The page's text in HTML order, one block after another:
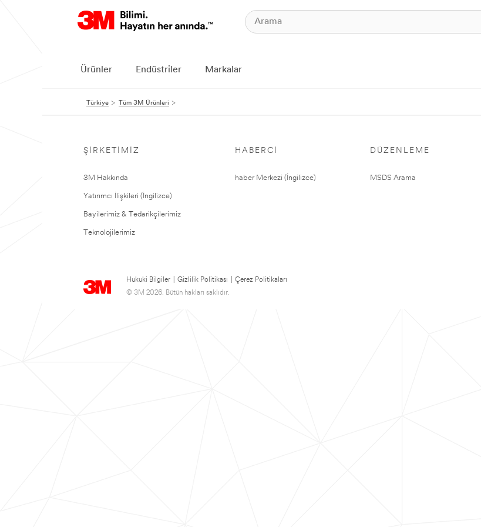
Ürünler Endüstriler Markalar
Türkiye Tüm 3M Ürünleri
ŞIRKETIMIZ
3M Hakkında
Yatırımcı İlişkileri (İngilizce)
Bayilerimiz & Tedarikçilerimiz
Teknolojilerimiz
HABERCI
haber Merkezi (İngilizce)
DÜZENLEME
MSDS Arama
Hukuki Bilgiler Gizlilik Politikası
Çerez Politikaları
© 3M 2026. Bütün hakları saklıdır.